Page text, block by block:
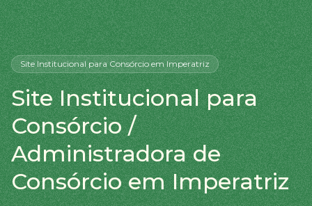
Site Institucionalpara Consórcioem Imperatriz
Site Institucional para
Consórcio /
Administradora de
Consórcio em Imperatriz